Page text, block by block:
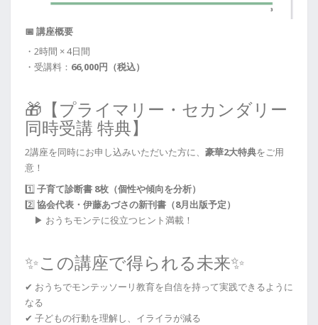
📅 講座概要
・2時間 × 4日間
・受講料： 66,000円（税込）
🎁【プライマリー・セカンダリー
同時受講 特典】
2講座を同時にお申し込みいただいた方に、 豪華2大特典をご用
意！
1️⃣子育て診断書 8枚（個性や傾向を分析）
2️⃣協会代表・伊藤あづさの新刊書（8月出版予定）
▶ おうちモンテに役立つヒント満載！
✨この講座で得られる未来✨
✔ おうちでモンテッソーリ教育を自信を持って実践できるように
なる
✔ 子どもの行動を理解し、イライラが減る